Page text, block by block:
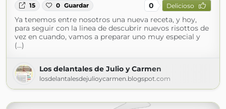
15 0 Guardar 0 Delicioso
Ya tenemos entre nosotros una nueva receta, y hoy,
para seguir con la linea de descubrir nuevos risottos de
vez en cuando, vamos a preparar uno muy especial y
(...)
Los delantales de Julio y Carmen
losdelantalesdejulioycarmen.blogspot.com